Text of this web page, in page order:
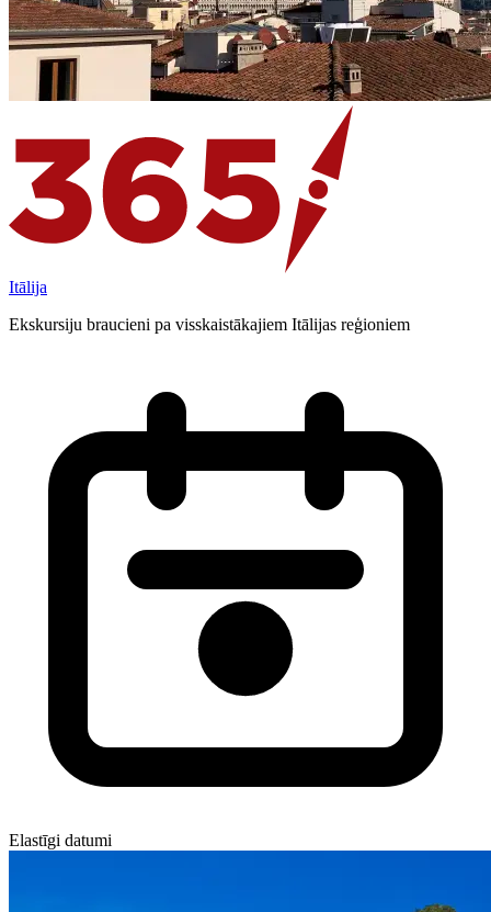
Itālija
Ekskursiju braucieni pa visskaistākajiem Itālijas reģioniem
Elastīgi datumi